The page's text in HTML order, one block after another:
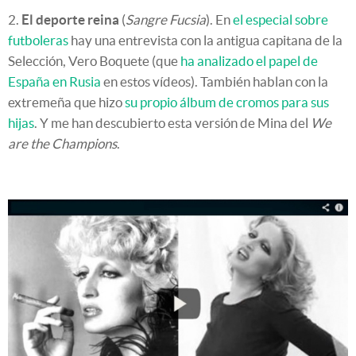
2. El deporte reina (Sangre Fucsia). Enel especial sobre
futboleras hay una entrevista con la antigua capitana de la
Selección, Vero Boquete (que ha analizado el papel de
España en Rusia en estos vídeos). También hablan con la
extremeña que hizosu propio álbum de cromos para sus
hijas. Y me han descubierto esta versión de Mina del We
are the Champions.